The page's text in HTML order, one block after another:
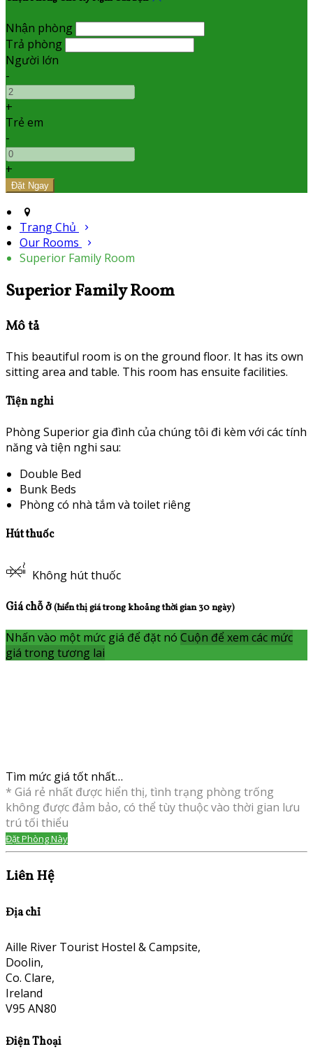
Nhận phòng
Trả phòng
Người lớn
-
+
Trẻ em
-
+
Trang Chủ
Our Rooms
Superior Family Room
Superior Family Room
Mô tả
This beautiful room is on the ground floor. It has its own
sitting area and table. This room has ensuite facilities.
Tiện nghi
Phòng Superior gia đình của chúng tôi đi kèm với các tính
năng và tiện nghi sau:
Double Bed
Bunk Beds
Phòng có nhà tắm và toilet riêng
Hút thuốc
Không hút thuốc
Giá chỗ ở(hiển thị giá trong khoảng thời gian 30 ngày)
Nhấn vào một mức giá để đặt nó Cuộn để xem các mức
giá trong tương lai
Tìm mức giá tốt nhất…
* Giá rẻ nhất được hiển thị, tình trạng phòng trống
không được đảm bảo, có thể tùy thuộc vào thời gian lưu
trú tối thiểu
Đặt Phòng Này
Liên Hệ
Địa chỉ
Aille River Tourist Hostel & Campsite,
Doolin,
Co. Clare,
Ireland
V95 AN80
Điện Thoại